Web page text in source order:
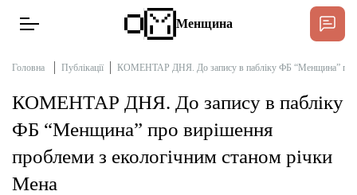
Новини
Інтерв’ю
Підтримати
Менщина
Головна Публікації КОМЕНТАР ДНЯ. До запису в пабліку ФБ “Менщина” про
КОМЕНТАР ДНЯ. До запису в пабліку
ФБ “Менщина” про вирішення
проблеми з екологічним станом річки
Мена